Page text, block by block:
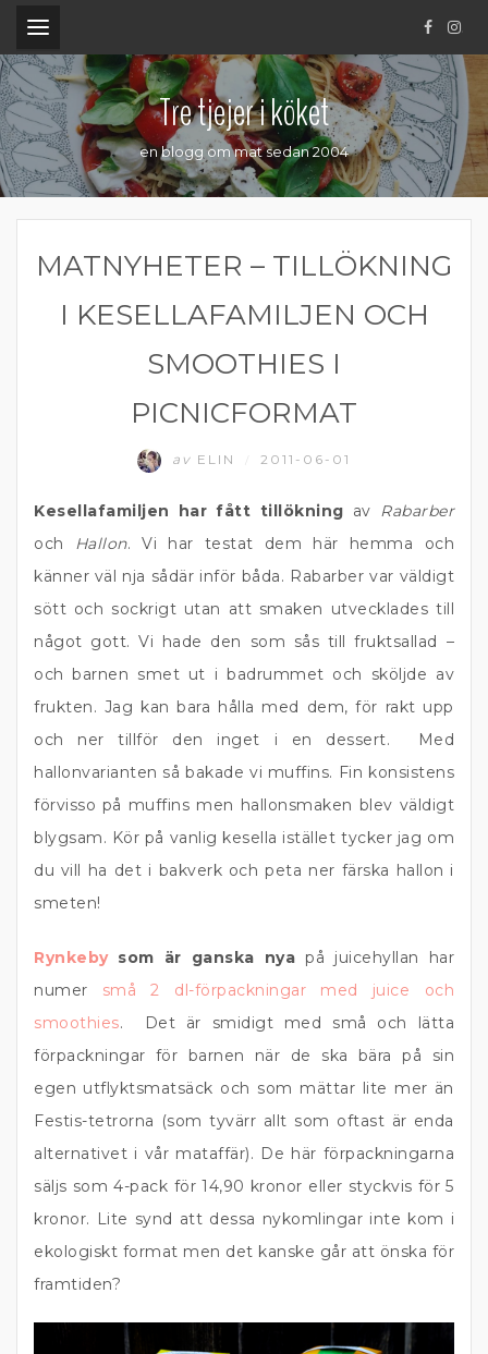
.
Tre tjejer i köket
en blogg om mat sedan 2004
MATNYHETER – TILLÖKNING
I KESELLAFAMILJEN OCH
SMOOTHIES I
PICNICFORMAT
av ELIN 2011-06-01
Kesellafamiljen har fått tillökning av Rabarber
och Hallon. Vi har testat dem här hemma och
känner väl nja sådär inför båda. Rabarber var väldigt
sött och sockrigt utan att smaken utvecklades till
något gott. Vi hade den som sås till fruktsallad –
och barnen smet ut i badrummet och sköljde av
frukten. Jag kan bara hålla med dem, för rakt upp
och ner tillför den inget i en dessert. Med
hallonvarianten så bakade vi muffins. Fin konsistens
förvisso på muffins men hallonsmaken blev väldigt
blygsam. Kör på vanlig kesella istället tycker jag om
du vill ha det i bakverk och peta ner färska hallon i
smeten!
Rynkebysom är ganska nyapå juicehyllan har
numer små 2 dl-förpackningar med juice och
smoothies. Det är smidigt med små och lätta
förpackningar för barnen när de ska bära på sin
egen utflyktsmatsäck och som mättar lite mer än
Festis-tetrorna (som tyvärr allt som oftast är enda
alternativet i vår mataffär). De här förpackningarna
säljs som 4-pack för 14,90 kronor eller styckvis för 5
kronor. Lite synd att dessa nykomlingar inte kom i
ekologiskt format men det kanske går att önska för
framtiden?